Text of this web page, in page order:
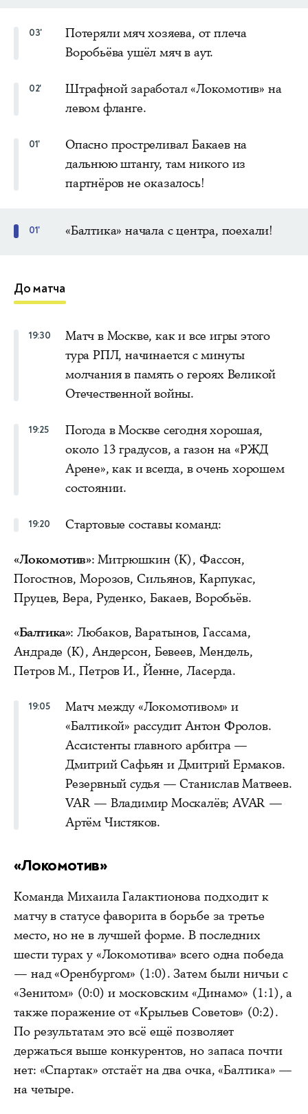
03'
Потеряли мяч хозяева, от плеча
Воробьёва ушёл мяч в аут.
02'
Штрафной заработал «Локомотив» на
левом фланге.
01'
Опасно простреливал Бакаев на
дальнюю штангу, там никого из
партнёров не оказалось!
01' «Балтика» начала с центра, поехали!
До матча
19:30
Матч в Москве, как и все игры этого
тура РПЛ, начинается с минуты
молчания в память о героях Великой
Отечественной войны.
19:25
Погода в Москве сегодня хорошая,
около 13 градусов, а газон на «РЖД
Арене», как и всегда, в очень хорошем
состоянии.
19:20 Стартовые составы команд:
«Локомотив»: Митрюшкин (К), Фассон,
Погостнов, Морозов, Сильянов, Карпукас,
Пруцев, Вера, Руденко, Бакаев, Воробьёв.
«Балтика»: Любаков, Варатынов, Гассама,
Андраде (К), Андерсон, Бевеев, Мендель,
Петров М., Петров И., Йенне, Ласерда.
19:05
Матч между «Локомотивом» и
«Балтикой» рассудит Антон Фролов.
Ассистенты главного арбитра —
Дмитрий Сафьян и Дмитрий Ермаков.
Резервный судья — Станислав Матвеев.
VAR — Владимир Москалёв; AVAR —
Артём Чистяков.
«Локомотив»
Команда Михаила Галактионова подходит к
матчу в статусе фаворита в борьбе за третье
место, но не в лучшей форме. В последних
шести турах у «Локомотива» всего одна победа
— над «Оренбургом» (1:0). Затем были ничьи с
«Зенитом» (0:0) и московским «Динамо» (1:1), а
также поражение от «Крыльев Советов» (0:2).
По результатам это всё ещё позволяет
держаться выше конкурентов, но запаса почти
нет: «Спартак» отстаёт на два очка, «Балтика» —
на четыре.